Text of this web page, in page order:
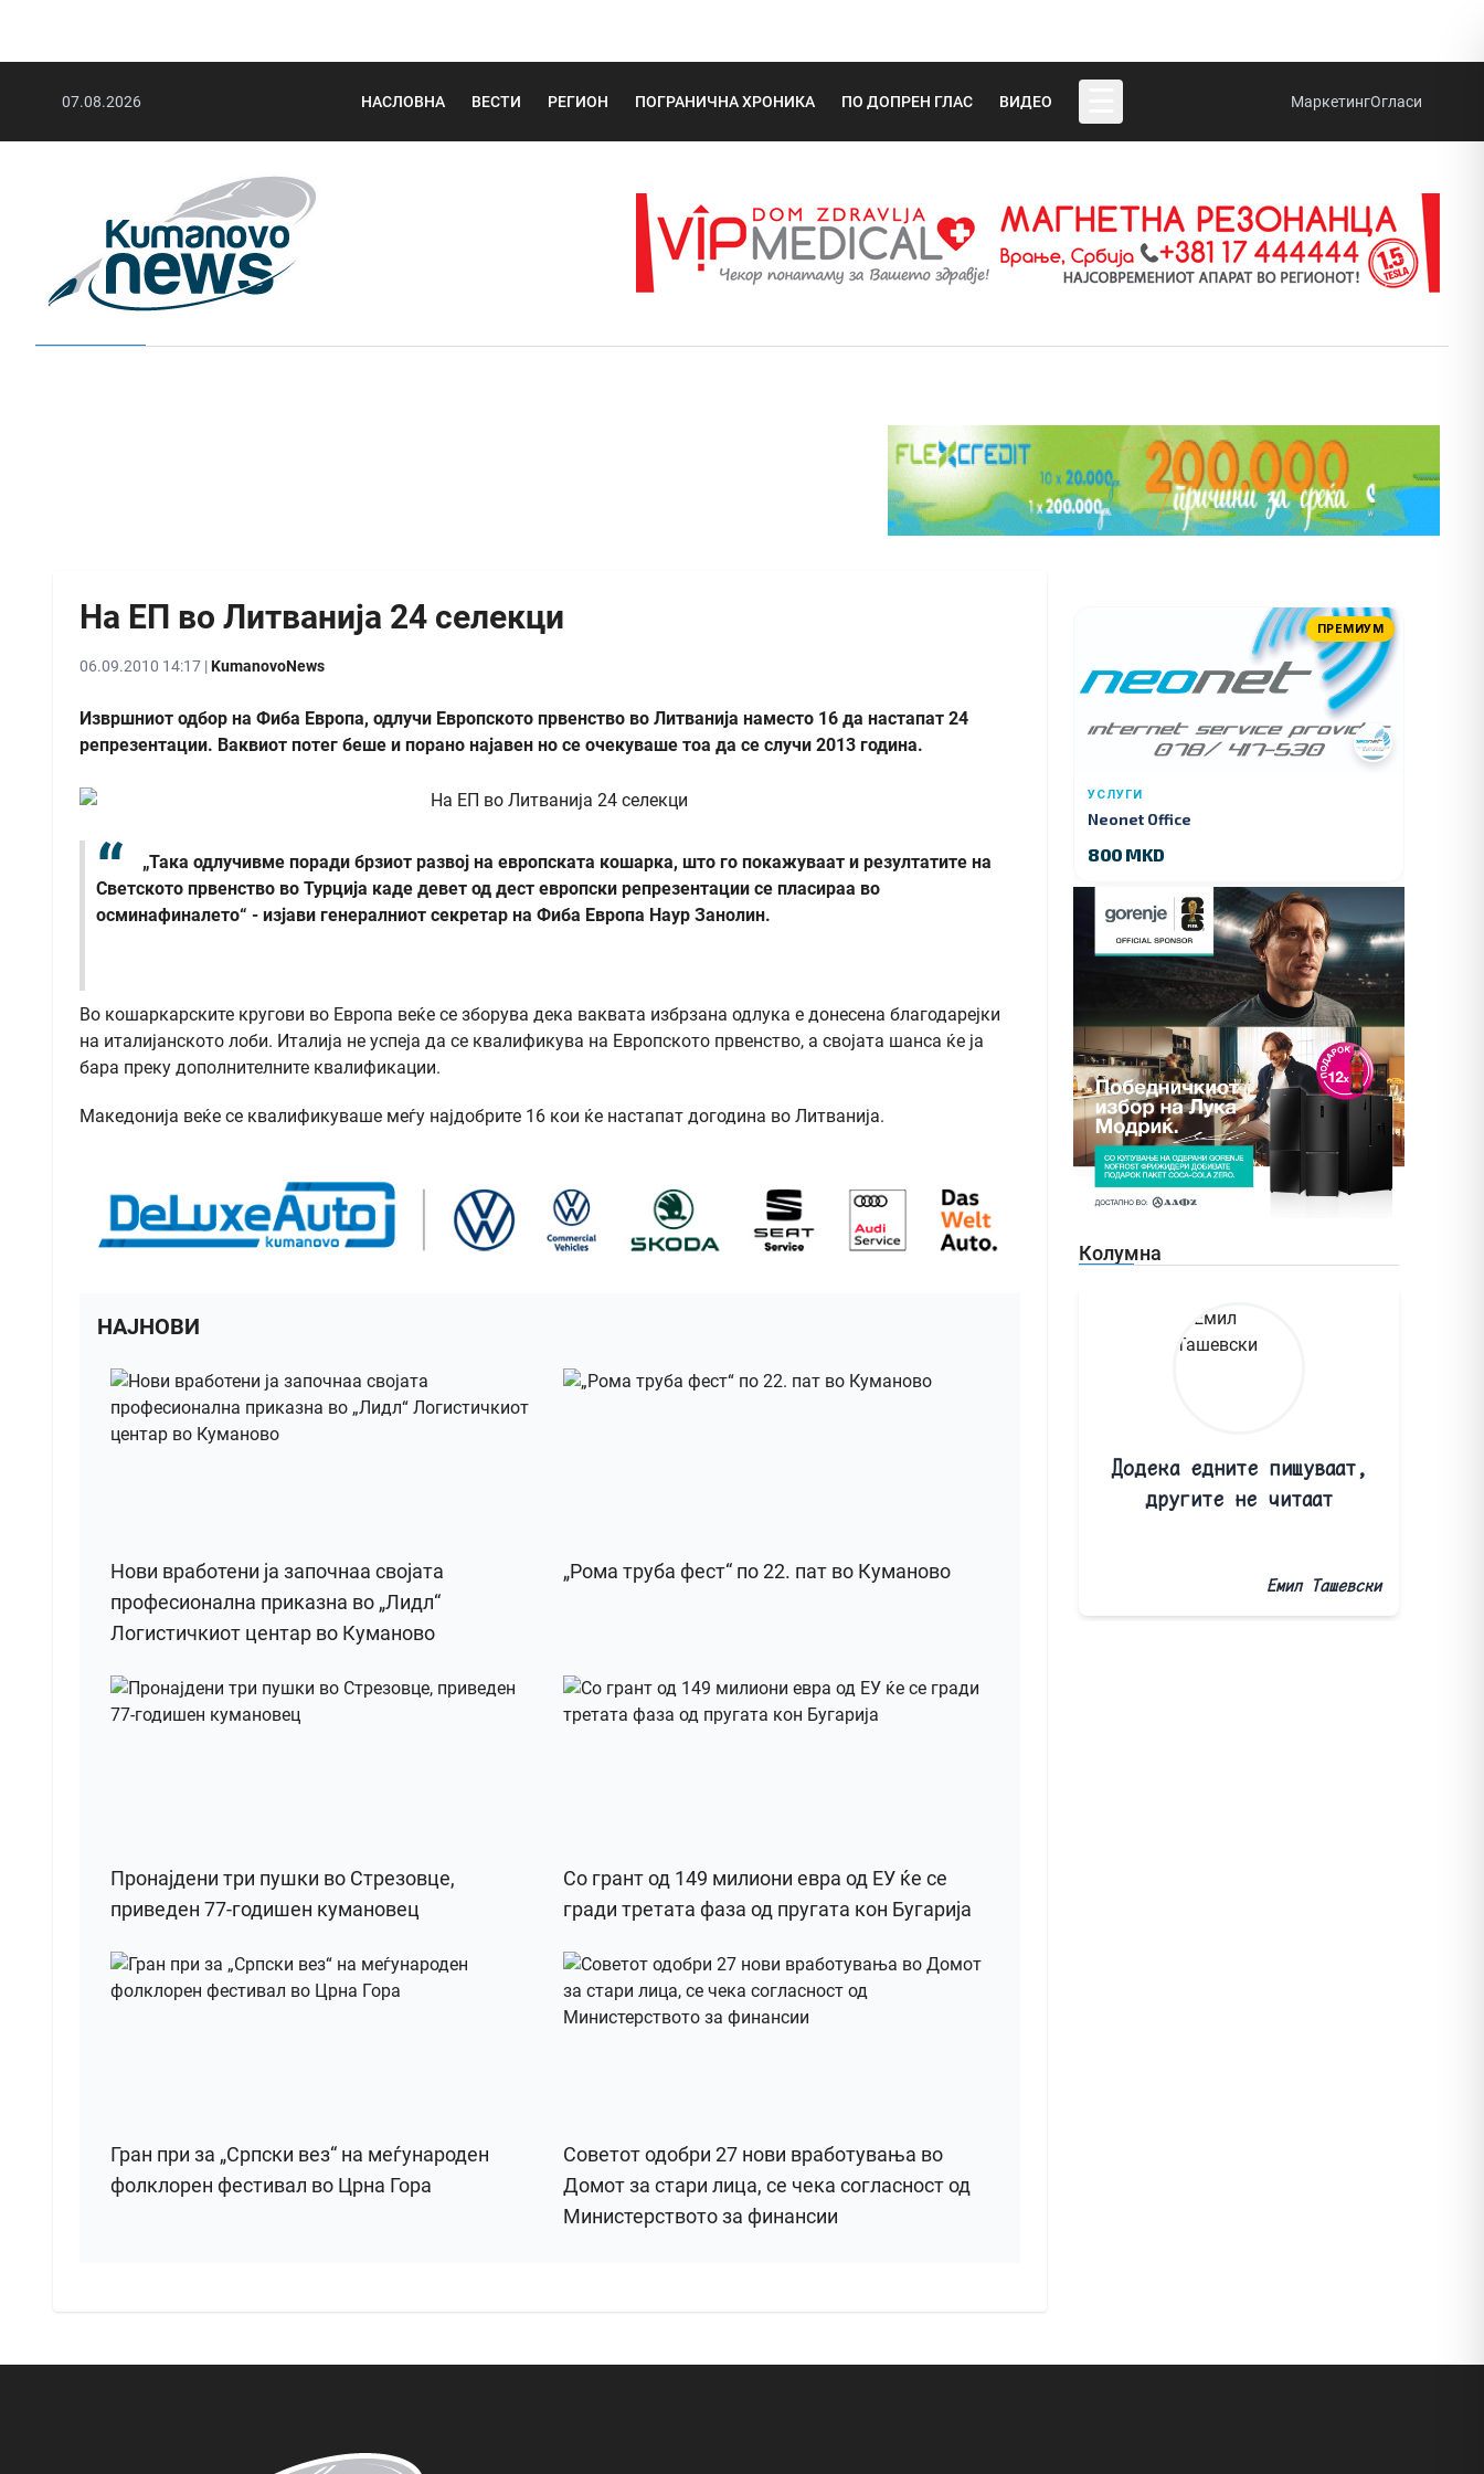
07.08.2026 НАСЛОВНА ВЕСТИ РЕГИОН ПОГРАНИЧНА ХРОНИКА ПО ДОПРЕН ГЛАС ВИДЕО МаркетингОгласи
На ЕП во Литванија 24 селекци
06.09.2010 14:17 |KumanovoNews
Извршниот одбор на Фиба Европа, одлучи Европското првенство во Литванија наместо 16 да настапат 24
репрезентации. Ваквиот потег беше и порано најавен но се очекуваше тоа да се случи 2013 година.
„Така одлучивме поради брзиот развој на европската кошарка, што го покажуваат и резултатите на
Светското првенство во Турција каде девет од дест европски репрезентации се пласираа во
осминафиналето“ - изјави генералниот секретар на Фиба Европа Наур Занолин.
Во кошаркарските кругови во Европа веќе се зборува дека ваквата избрзана одлука е донесена благодарејки
на италијанското лоби. Италија не успеја да се квалификува на Европското првенство, а својата шанса ќе ја
бара преку дополнителните квалификации.
Македонија веќе се квалификуваше меѓу најдобрите 16 кои ќе настапат догодина во Литванија.
НАЈНОВИ
Нови вработени ја започнаа својата
професионална приказна во „Лидл“
Логистичкиот центар во Куманово
„Рома труба фест“ по 22. пат во Куманово
Пронајдени три пушки во Стрезовце,
приведен 77-годишен кумановец
Со грант од 149 милиони евра од ЕУ ќе се
гради третата фаза од пругата кон Бугарија
Гран при за „Српски вез“ на меѓународен
фолклорен фестивал во Црна Гора
Советот одобри 27 нови вработувања во
Домот за стари лица, се чека согласност од
Министерството за финансии
ПРЕМИУМ
УСЛУГИ
Neonet Office
800 MKD
Колумна
Додека едните пишуваат,
другите не читаат
Емил Ташевски